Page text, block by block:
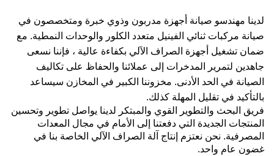
لدينا مهندسو صيانة أجهزة مدربون وذوي خبرة ومتخصصون في
صيانة مركبات ثنائي الفينيل متعدد الكلور والوحدات النمطية. مع
ضمان تشغيل أجهزة الصراف الآلي بكفاءة عالية ، فإننا نسعى
جاهدين لتمرير المدخرات إلى عملائنا والحفاظ على تكاليف
الصيانة في الحد الأدنى. مخزوننا الكبير في المخازن سيساعد
بالتأكيد في تقليل المهلة كذلك.
فريق البحث والتطوير القوي والمبتكر لدينا يواصل تطوير وتحسين
المنتجات الجديدة التي دفعتنا إلى الأمام في مجال المعدات
المصرفية. نحن نعتزم إنتاج آلة الصراف الآلي الخاصة بنا في
غضون عام واحد.